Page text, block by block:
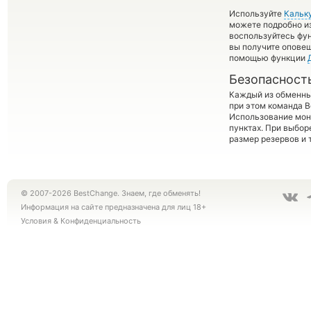
Используйте
можете подробно
воспользуйтесь
вы получите
помощью функции
Каждый из
при этом команда
Использование
пунктах. При
размер резервов и
© 2007-2026 BestChange. Знаем, где обменять!
Информация на сайте предназначена для лиц 18+
Условия & Конфиденциальность